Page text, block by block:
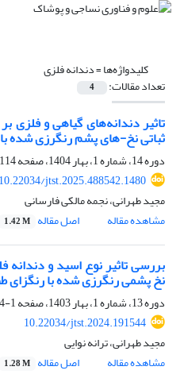
کلیدواژه‌ها =دندانه فلزی
تعداد مقالات: 4
تاثیر دندانه‌ها‌ی گیاهی و
ثباتی نخ-های پشم رنگرزی شده
دوره 14، شماره 1، بهار 1404، صفحه
114-133
10.22034/jtst.2025.488542.1480
مجید طهرانی، نجمه مالکی فارسانی
مشاهده مقاله
اصل مقاله 1.42 M
بررسی تاثیر نوع اسید و دندانه
نخ پشمی رنگرزی شده با
دوره 13، شماره 1، بهار 1403، صفحه
1-14
10.22034/jtst.2024.191544
مجید طهرانی، ترانه نوایی
مشاهده مقاله
اصل مقاله 1.28 M